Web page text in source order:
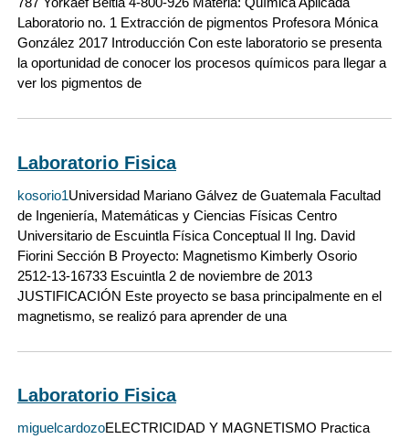
Laboratorio no. 1 Extracción de pigmentos Profesora Mónica
González 2017 Introducción Con este laboratorio se presenta
la oportunidad de conocer los procesos químicos para llegar a
ver los pigmentos de
Laboratorio Fisica
kosorio1Universidad Mariano Gálvez de Guatemala Facultad
de Ingeniería, Matemáticas y Ciencias Físicas Centro
Universitario de Escuintla Física Conceptual II Ing. David
Fiorini Sección B Proyecto: Magnetismo Kimberly Osorio
2512-13-16733 Escuintla 2 de noviembre de 2013
JUSTIFICACIÓN Este proyecto se basa principalmente en el
magnetismo, se realizó para aprender de una
Laboratorio Fisica
miguelcardozoELECTRICIDAD Y MAGNETISMO Practica